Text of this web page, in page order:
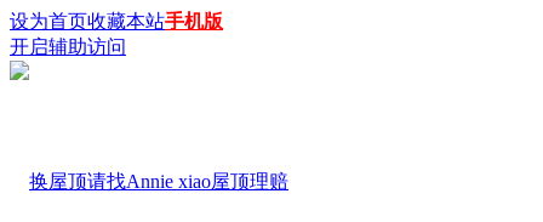
设为首页收藏本站手机版
开启辅助访问